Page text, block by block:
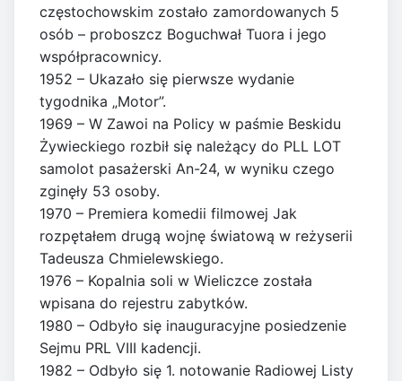
częstochowskim zostało zamordowanych 5
osób – proboszcz Boguchwał Tuora i jego
współpracownicy.
1952 – Ukazało się pierwsze wydanie
tygodnika „Motor”.
1969 – W Zawoi na Policy w paśmie Beskidu
Żywieckiego rozbił się należący do PLL LOT
samolot pasażerski An-24, w wyniku czego
zginęły 53 osoby.
1970 – Premiera komedii filmowej Jak
rozpętałem drugą wojnę światową w reżyserii
Tadeusza Chmielewskiego.
1976 – Kopalnia soli w Wieliczce została
wpisana do rejestru zabytków.
1980 – Odbyło się inauguracyjne posiedzenie
Sejmu PRL VIII kadencji.
1982 – Odbyło się 1. notowanie Radiowej Listy